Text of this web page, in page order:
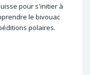
pour s'initier à
le bivouac
polaires.